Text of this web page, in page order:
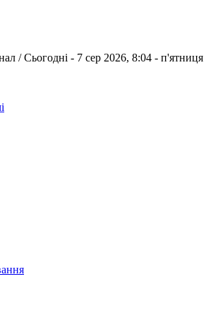
/Сьогодні - 7 сер 2026, 8:04 - п'ятниця